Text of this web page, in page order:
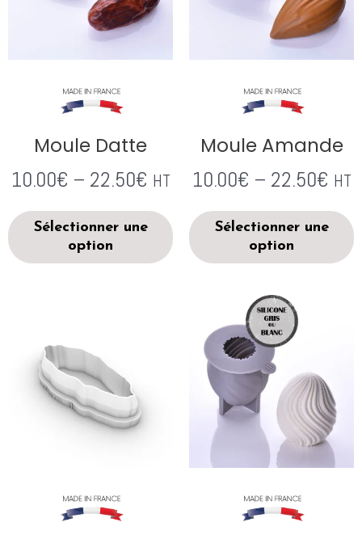
Moule Datte
10.00€ – 22.50€ HT
Sélectionner une
option
Moule Amande
10.00€ – 22.50€ HT
Sélectionner une
option